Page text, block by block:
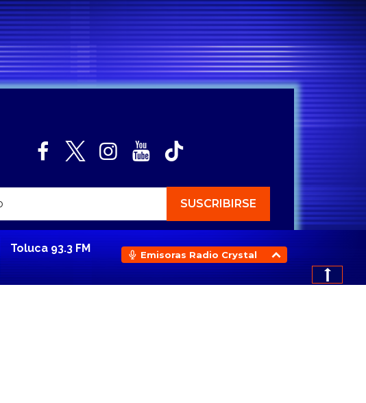
Emisoras Radio Crystal
Toluca 93.3 FM